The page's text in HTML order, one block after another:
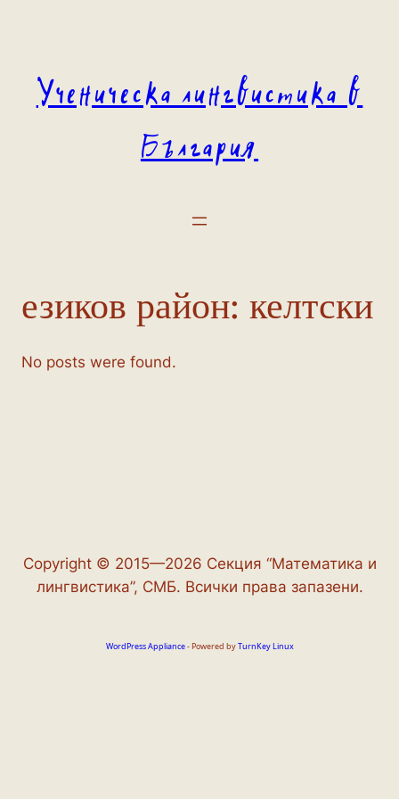
Ученическа лингвистика в
България
езиков район: келтски
No posts were found.
Copyright © 2015—2026 Секция “Математика и
лингвистика”, СМБ. Всички права запазени.
WordPress Appliance- Powered byTurnKey Linux